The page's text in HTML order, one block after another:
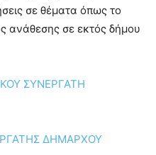
σε θέματα όπως το
ανάθεσης σε εκτός δήμου
ΣΥΝΕΡΓΑΤΗ
ΔΗΜΑΡΧΟΥ